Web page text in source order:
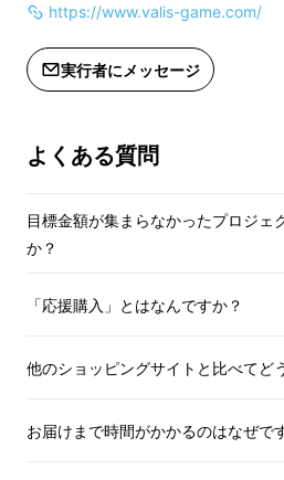
【追加リターン】
HP（https://www.valis-
設ページにサポーター様の
きます
月までを予定しております
ご了承ください。
https://www.valis-game.com/
実行者にメッセージ
よくある質問
目標金額が集まらなかったプロジェ
か？
「応援購入」とはなんですか？
他のショッピングサイトと比べてど
お届けまで時間がかかるのはなぜで